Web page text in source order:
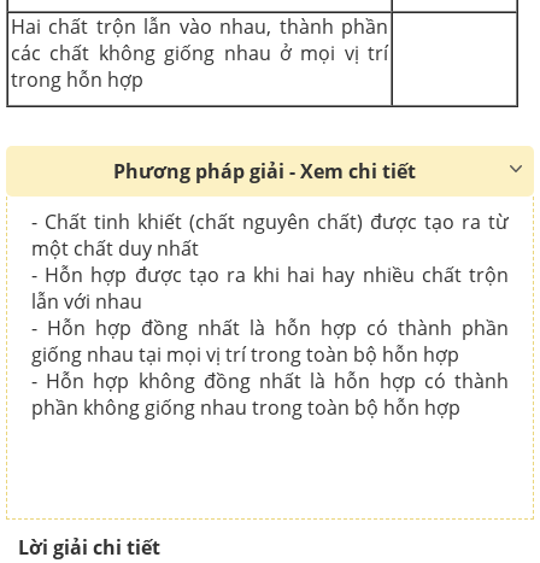
Hai chất trộn lẫn vào nhau, thành phần
các chất không giống nhau ở mọi vị trí
trong hỗn hợp
Phương pháp giải - Xem chi tiết
- Chất tinh khiết (chất nguyên chất) được tạo ra từ
một chất duy nhất
- Hỗn hợp được tạo ra khi hai hay nhiều chất trộn
lẫn với nhau
- Hỗn hợp đồng nhất là hỗn hợp có thành phần
giống nhau tại mọi vị trí trong toàn bộ hỗn hợp
- Hỗn hợp không đồng nhất là hỗn hợp có thành
phần không giống nhau trong toàn bộ hỗn hợp
Lời giải chi tiết